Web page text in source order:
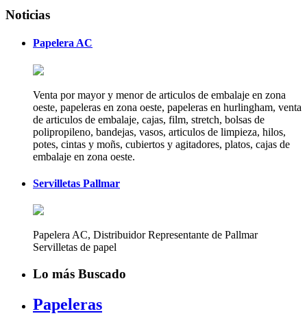
Noticias
Papelera AC
Venta por mayor y menor de articulos de embalaje en zona
oeste, papeleras en zona oeste, papeleras en hurlingham, venta
de articulos de embalaje, cajas, film, stretch, bolsas de
polipropileno, bandejas, vasos, articulos de limpieza, hilos,
potes, cintas y moñs, cubiertos y agitadores, platos, cajas de
embalaje en zona oeste.
Servilletas Pallmar
Papelera AC, Distribuidor Representante de Pallmar
Servilletas de papel
Lo más Buscado
Papeleras